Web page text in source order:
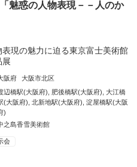
魅惑の人物表現－－人のか
表現の魅力に迫る東京富士美術館
展
阪府
大阪市北区
辺橋駅(大阪府)
肥後橋駅(大阪府) ,大江橋
(大阪府) ,北新地駅(大阪府) ,淀屋橋駅(大阪
)
之島香雪美術館
会